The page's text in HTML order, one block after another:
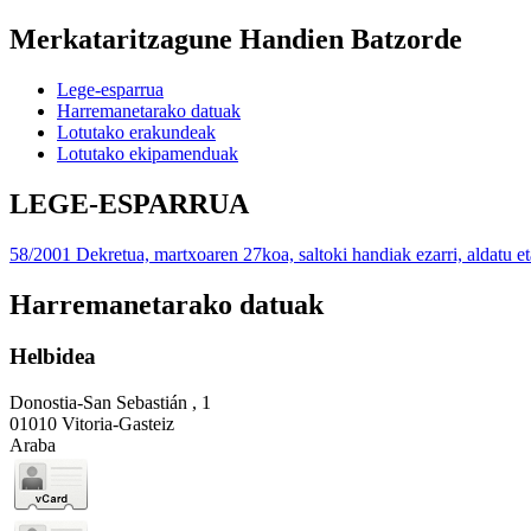
Merkataritzagune Handien Batzorde
Lege-esparrua
Harremanetarako datuak
Lotutako erakundeak
Lotutako ekipamenduak
LEGE-ESPARRUA
58/2001 Dekretua, martxoaren 27koa, saltoki handiak ezarri, aldatu
Harremanetarako datuak
Helbidea
Donostia-San Sebastián , 1
01010 Vitoria-Gasteiz
Araba